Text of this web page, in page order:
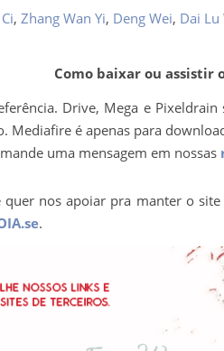
, Zhang Wan Yi, Deng Wei, Dai Lu
Como baixar ou assistir
Drive, Mega e
Mediafire é apenas para
uma mensagem em nossas
quer nos apoiar pra manter o
.